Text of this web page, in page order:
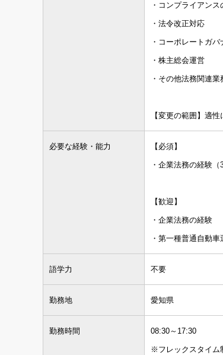
・コンプライアン
・法令改正対応
・コーポレートガ
・株主総会運営
・その他法務関連業
【変更の範囲】適
必要な経験・能力 【必須】
・企業法務の経験（
【歓迎】
・企業法務の経験
・第一種普通自動車
語学力 不要
勤務地 愛知県
勤務時間 08:30～17:30
※フレックスタイム